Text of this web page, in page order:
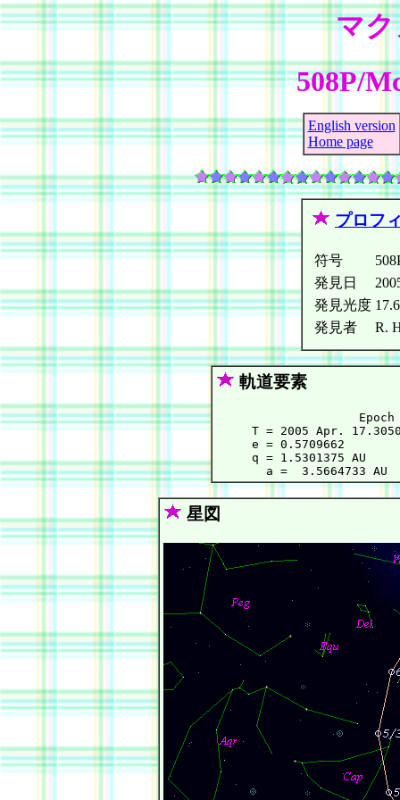
マ
508P/
English version
Home page
プロフ
符号
発見日
発見光度
発見者
R.
軌道要素
Epoch
T = 2005 Apr.
e = 0.5709662
q = 1.5301375 AU
星図